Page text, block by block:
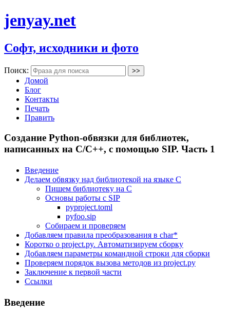
jenyay.net
Софт, исходники и фото
Поиск:
Домой
Блог
Контакты
Печать
Править
Создание Python-обвязки для библиотек,
написанных на C/C++, с помощью SIP. Часть 1
Введение
Делаем обвязку над библиотекой на языке C
Пишем библиотеку на C
Основы работы с SIP
pyproject.toml
pyfoo.sip
Собираем и проверяем
Добавляем правила преобразования в char*
Коротко о project.py. Автоматизируем сборку
Добавляем параметры командной строки для сборки
Проверяем порядок вызова методов из project.py
Заключение к первой части
Ссылки
Введение